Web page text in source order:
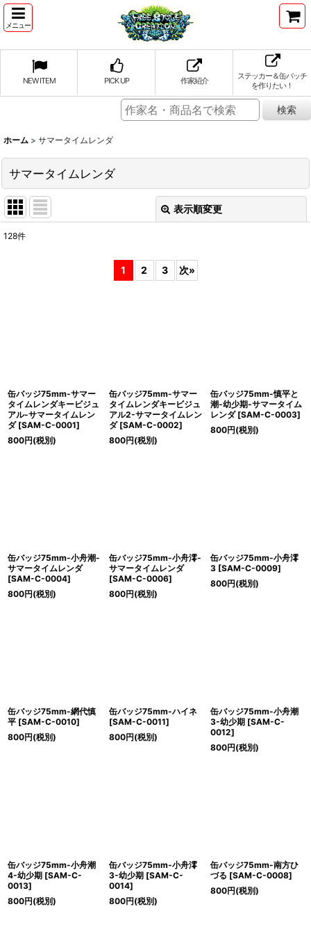
メニュー
NEW ITEM PICK UP 作家紹介
ステッカー＆缶バッチ
を作りたい！
ホーム > サマータイムレンダ
サマータイムレンダ
表示順変更
128件
1 2 3 次»
缶バッジ75mm-サマー
タイムレンダキービジュ
アル-サマータイムレン
ダ [SAM-C-0001]
800円(税別)
缶バッジ75mm-サマー
タイムレンダキービジュ
アル2-サマータイムレン
ダ [SAM-C-0002]
800円(税別)
缶バッジ75mm-慎平と
潮-幼少期-サマータイム
レンダ [SAM-C-0003]
800円(税別)
缶バッジ75mm-小舟潮-
サマータイムレンダ
[SAM-C-0004]
800円(税別)
缶バッジ75mm-小舟澪-
サマータイムレンダ
[SAM-C-0006]
800円(税別)
缶バッジ75mm-小舟澪
3 [SAM-C-0009]
800円(税別)
缶バッジ75mm-網代慎
平 [SAM-C-0010]
800円(税別)
缶バッジ75mm-ハイネ
[SAM-C-0011]
800円(税別)
缶バッジ75mm-小舟潮
3-幼少期 [SAM-C-
0012]
800円(税別)
缶バッジ75mm-小舟潮
4-幼少期 [SAM-C-
0013]
800円(税別)
缶バッジ75mm-小舟澪
3-幼少期 [SAM-C-
0014]
800円(税別)
缶バッジ75mm-南方ひ
づる [SAM-C-0008]
800円(税別)